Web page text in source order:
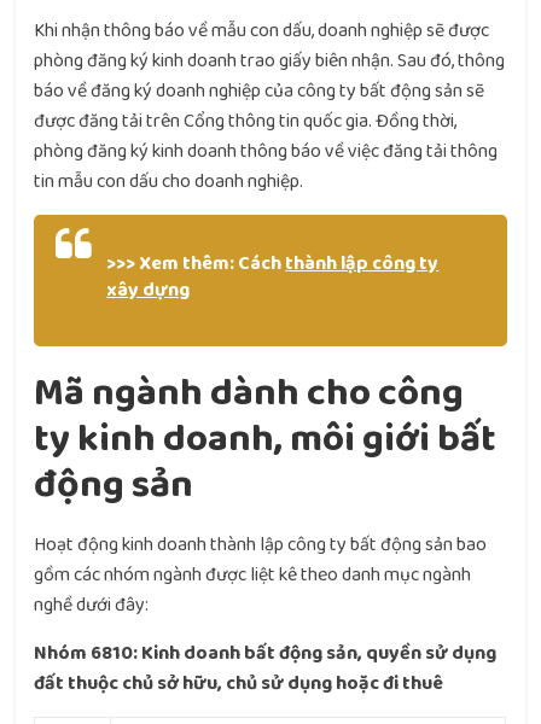
Khi nhận thông báo về mẫu con dấu, doanh nghiệp sẽ được
phòng đăng ký kinh doanh trao giấy biên nhận. Sau đó, thông
báo về đăng ký doanh nghiệp của công ty bất động sản sẽ
được đăng tải trên Cổng thông tin quốc gia. Đồng thời,
phòng đăng ký kinh doanh thông báo về việc đăng tải thông
tin mẫu con dấu cho doanh nghiệp.
>>> Xem thêm: Cáchthành lập công ty
xây dựng
Mã ngành dành cho công
ty kinh doanh, môi giới bất
động sản
Hoạt động kinh doanh thành lập công ty bất động sản bao
gồm các nhóm ngành được liệt kê theo danh mục ngành
nghề dưới đây:
Nhóm 6810: Kinh doanh bất động sản, quyền sử dụng
đất thuộc chủ sở hữu, chủ sử dụng hoặc đi thuê